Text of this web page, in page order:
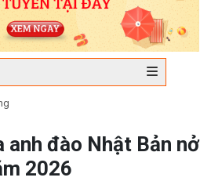
anh đào Nhật Bản nở
2026